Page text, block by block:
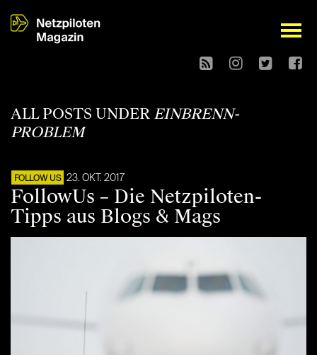
open
ALL POSTS UNDER EINBRENN-
PROBLEM
FOLLOW US 23. OKT. 2017
FollowUs – Die Netzpiloten-
Tipps aus Blogs & Mags